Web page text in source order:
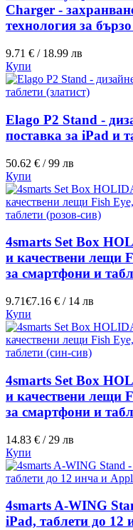
Charger -
технология за
9.71 € / 18.99 лв
Купи
Elago P2 Stand -
поставка за iPad и
50.62 € / 99 лв
Купи
4smarts Set Box
и качествени лещи
за смартфони и
9.71€7.16 € / 14 лв
Купи
4smarts Set Box
и качествени лещи
за смартфони и
14.83 € / 29 лв
Купи
4smarts A-WING
iPad, таблети до 12